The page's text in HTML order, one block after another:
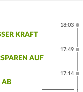
KRAFT
18:03
AUF
17:49
AB
17:14